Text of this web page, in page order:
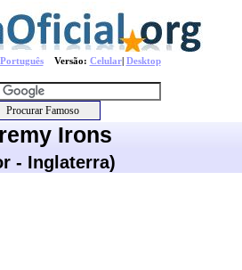
PortuguêsVersão: Celular| Desktop
Irons
- Inglaterra)